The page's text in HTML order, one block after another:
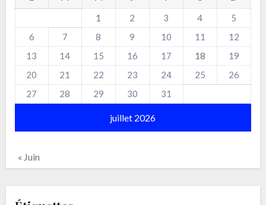
juillet 2026
1
2 3 4
5
6
7 8 9 10 11
12
13
14 15 16 17 18
19
20
21 22 23 24 25
26
27
28 29 30 31
« Juin